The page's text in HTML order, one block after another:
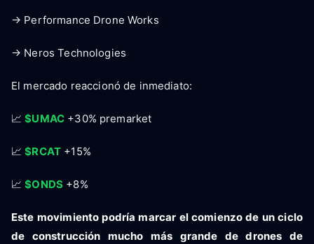
→ Performance Drone Works
→ Neros Technologies
El mercado reaccionó de inmediato:
📈$UMAC +30% premarket
📈$RCAT +15%
📈$ONDS +8%
Este movimiento podría marcar el comienzo de un ciclo
de construcción mucho más grande de drones de